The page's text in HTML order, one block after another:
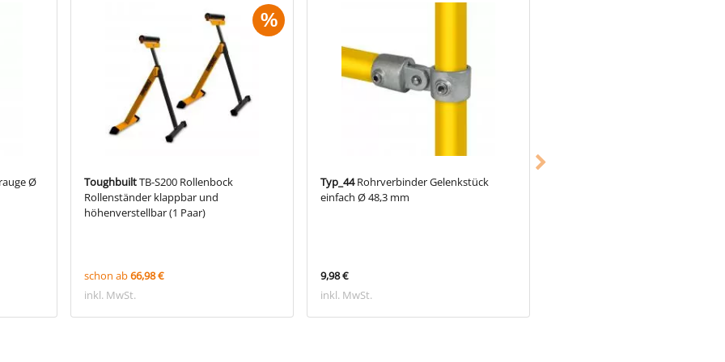
Ø
ToughbuiltTB-S200 Rollenbock
Rollenständer klappbar und
höhenverstellbar (1 Paar)
%
schon ab66,98 €
inkl. MwSt.
Typ_44Rohrverbinder Gelenkstück
einfach Ø 48,3 mm
9,98 €
inkl. MwSt.